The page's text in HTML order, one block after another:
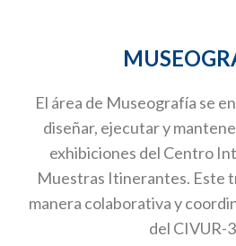
El área de Museografía se
diseñar, ejecutar y
exhibiciones del Centro
Muestras Itinerantes. Este
manera colaborativa y
del CIVUR-